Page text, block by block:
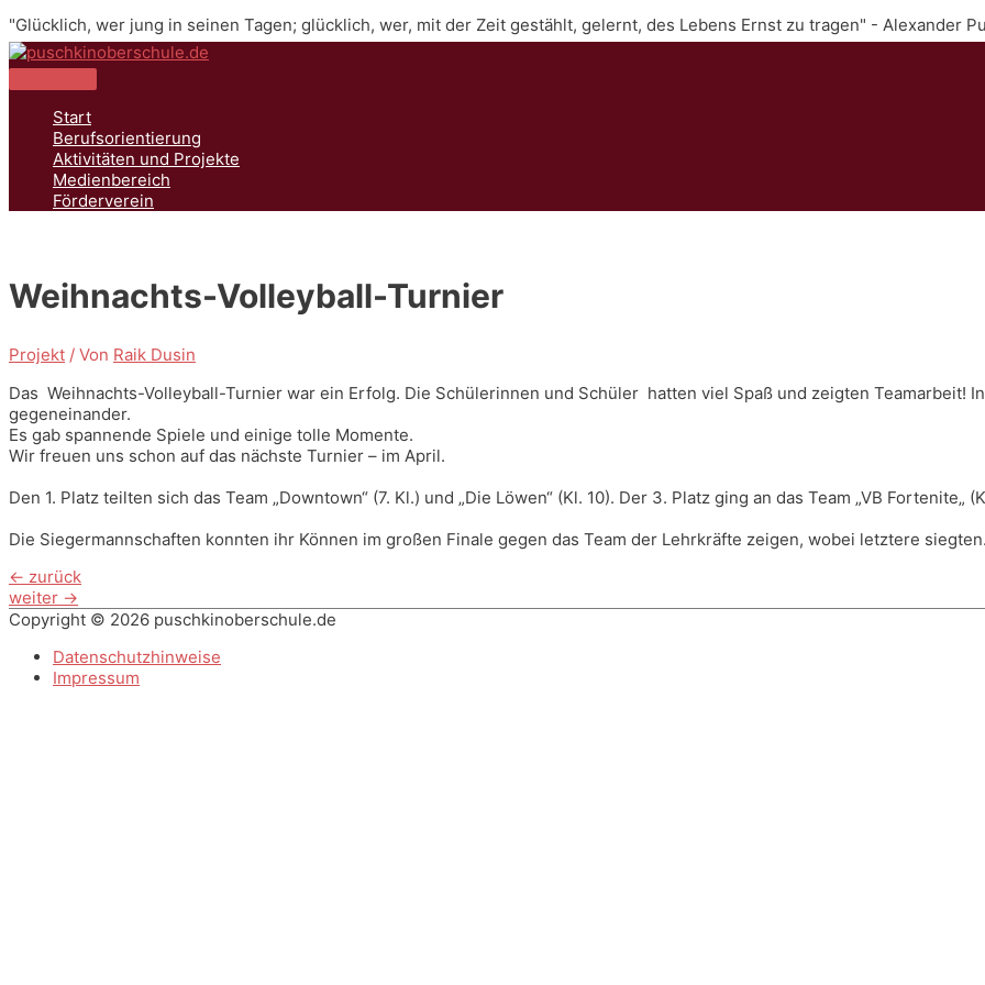
Zum
Inhalt
springen
"Glücklich, wer jung in seinen Tagen; glücklich, wer, mit der Zeit gestählt, gelernt, des Lebens Ernst zu tragen" - Alexander
Hauptmenü
Start
Berufsorientierung
Aktivitäten und Projekte
Medienbereich
Förderverein
Weihnachts-Volleyball-Turnier
Projekt / Von Raik Dusin
Das Weihnachts-Volleyball-Turnier war ein Erfolg. Die Schülerinnen und Schüler hatten viel Spaß und zeigten Teamarbeit!
gegeneinander.
Es gab spannende Spiele und einige tolle Momente.
Wir freuen uns schon auf das nächste Turnier – im April.
Den 1. Platz teilten sich das Team „Downtown“ (7. Kl.) und „Die Löwen“ (Kl. 10). Der 3. Platz ging an das Team „VB Fortenite„
Die Siegermannschaften konnten ihr Können im großen Finale gegen das Team der Lehrkräfte zeigen, wobei letztere siegten.
Beitragsnavigation
← zurück
weiter →
Copyright © 2026 puschkinoberschule.de
Datenschutzhinweise
Impressum